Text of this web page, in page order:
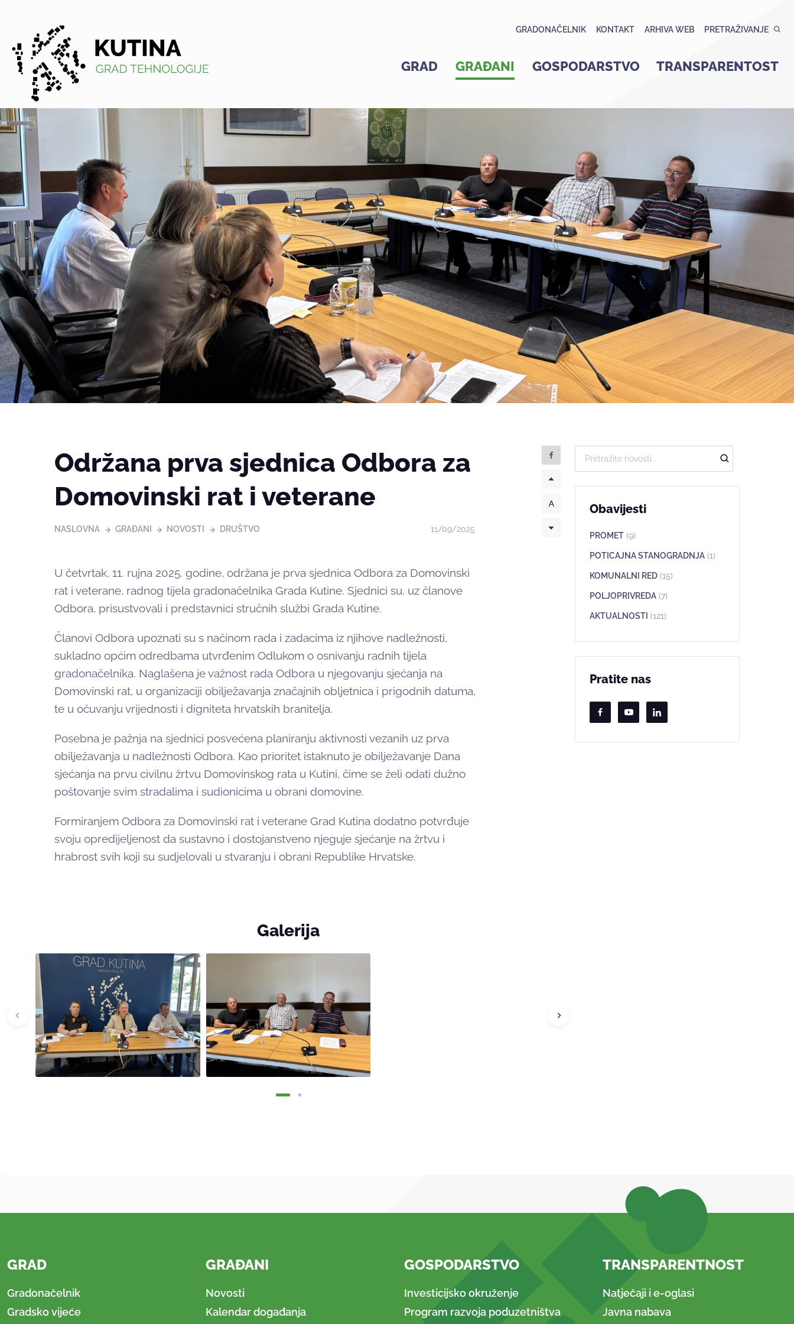
Kutina
GRADONAČELNIK KONTAKT ARHIVA WEB PRETRAŽIVANJE
GRAD GRAĐANI GOSPODARSTVO TRANSPARENTOST
Održana prva sjednica Odbora za
Domovinski rat i veterane
NASLOVNA GRAĐANI NOVOSTI DRUŠTVO 11/09/2025
U četvrtak, 11. rujna 2025. godine, održana je prva sjednica Odbora za Domovinski
rat i veterane, radnog tijela gradonačelnika Grada Kutine. Sjednici su, uz članove
Odbora, prisustvovali i predstavnici stručnih službi Grada Kutine.
Članovi Odbora upoznati su s načinom rada i zadacima iz njihove nadležnosti,
sukladno općim odredbama utvrđenim Odlukom o osnivanju radnih tijela
gradonačelnika. Naglašena je važnost rada Odbora u njegovanju sjećanja na
Domovinski rat, u organizaciji obilježavanja značajnih obljetnica i prigodnih datuma,
te u očuvanju vrijednosti i digniteta hrvatskih branitelja.
Posebna je pažnja na sjednici posvećena planiranju aktivnosti vezanih uz prva
obilježavanja u nadležnosti Odbora. Kao prioritet istaknuto je obilježavanje Dana
sjećanja na prvu civilnu žrtvu Domovinskog rata u Kutini, čime se želi odati dužno
poštovanje svim stradalima i sudionicima u obrani domovine.
Formiranjem Odbora za Domovinski rat i veterane Grad Kutina dodatno potvrđuje
svoju opredijeljenost da sustavno i dostojanstveno njeguje sjećanje na žrtvu i
hrabrost svih koji su sudjelovali u stvaranju i obrani Republike Hrvatske.
Galerija
Obavijesti
PROMET (9)
POTICAJNA STANOGRADNJA (1)
KOMUNALNI RED (15)
POLJOPRIVREDA (7)
AKTUALNOSTI (121)
Pratite nas
GRAD
Gradonačelnik
Gradsko vijeće
GRAĐANI
Novosti
Kalendar događanja
GOSPODARSTVO
Investicijsko okruženje
Program razvoja poduzetništva
TRANSPARENTNOST
Natječaji i e-oglasi
Javna nabava